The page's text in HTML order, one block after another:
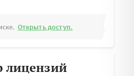
Открыть доступ.
лицензий